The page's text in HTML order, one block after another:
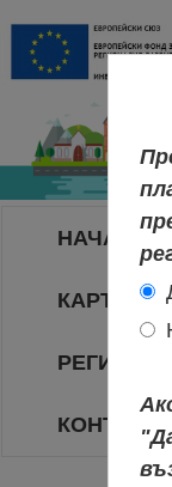
НАЧАЛО
КАРТА НА
РЕГИОНИ
КОНТАКТИ